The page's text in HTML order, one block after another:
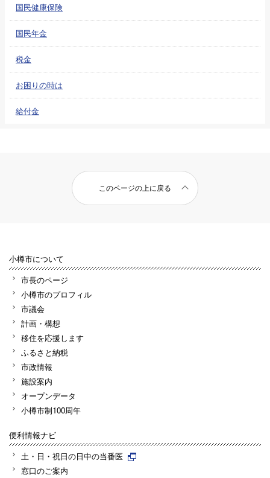
国民健康保険
国民年金
税金
お困りの時は
給付金
このページの上に戻る
小樽市について
市長のページ
小樽市のプロフィル
市議会
計画・構想
移住を応援します
ふるさと納税
市政情報
施設案内
オープンデータ
小樽市制100周年
便利情報ナビ
土・日・祝日の日中の当番医
窓口のご案内